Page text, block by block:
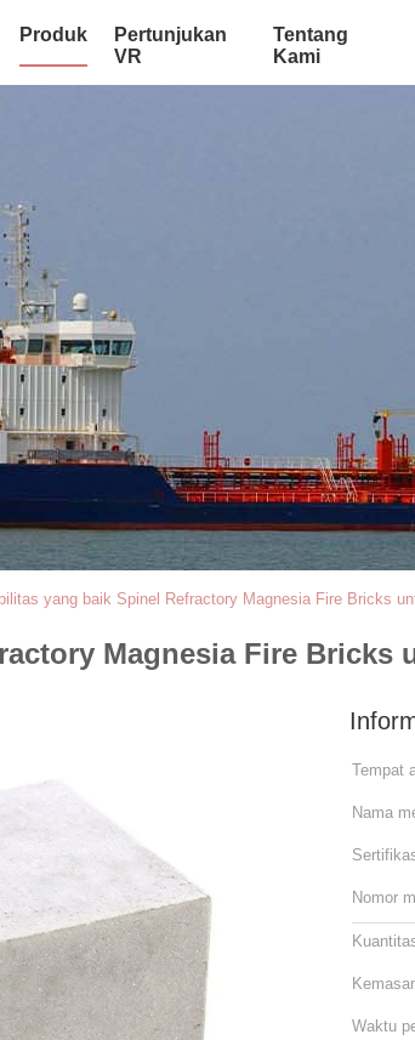
Produk
Pertunjukan
VR
Tentang
Kami
yang baik Spinel Refractory Magnesia Fire Bricks
Magnesia Fire
Tempat
Nama
Nomor
Waktu